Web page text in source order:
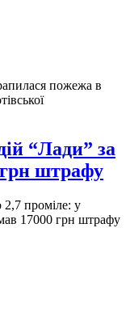
пожежа в
“Лади” за
грн штрафу
2,7 проміле: у
17000 грн штрафу